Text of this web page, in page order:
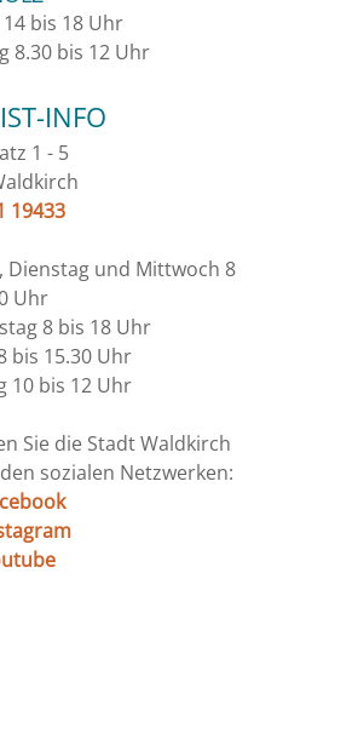
bis 18 Uhr
8.30 bis 12 Uhr
INFO
1 - 5
19433
Dienstag und Mittwoch 8
Uhr
8 bis 18 Uhr
bis 15.30 Uhr
10 bis 12 Uhr
Sie die Stadt Waldkirch
sozialen Netzwerken: